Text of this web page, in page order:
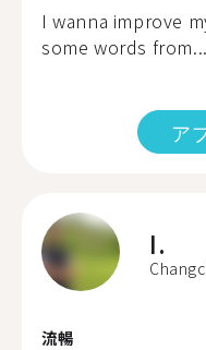
I wanna improve
some words from...
ア
I.
流暢